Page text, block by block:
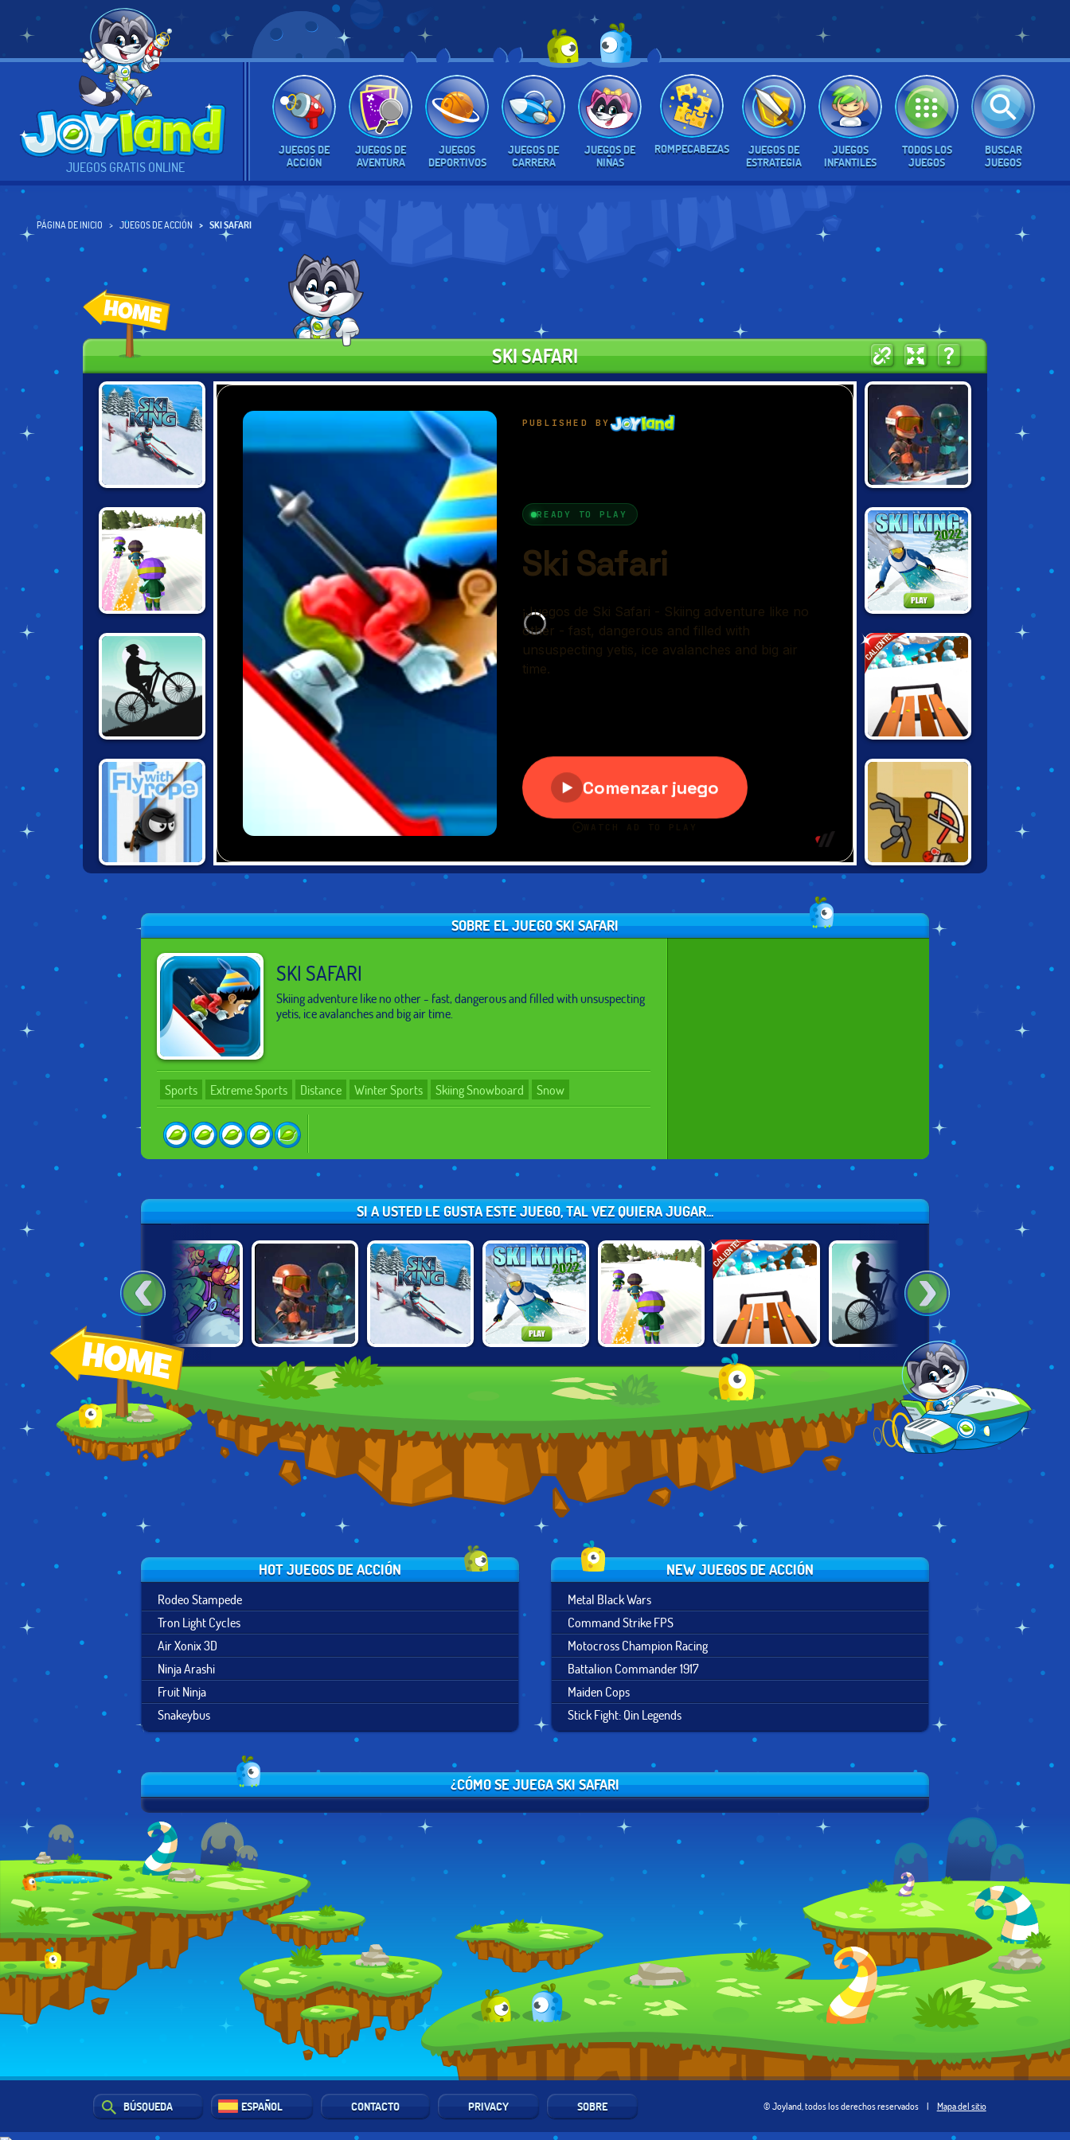
JUEGOS GRATIS ONLINE
JUEGOS DE
ACCIÓN
JUEGOS DE
AVENTURA
JUEGOS
DEPORTIVOS
JUEGOS DE
CARRERA
JUEGOS DE
NIÑAS
ROMPECABEZAS
JUEGOS DE
ESTRATEGIA
JUEGOS
INFANTILES
TODOS LOS
JUEGOS
BUSCAR
JUEGOS
PÁGINA DE INICIO JUEGOS DE ACCIÓN SKI SAFARI
SKI SAFARI
SKI KING
DOWNHILL CHILL
BICYCLE
XTREME
STUNTS X3M
SKI KING 2022
CALIENTE!
SNOW RIDER 3D
HAPPY ROCKING
SOBRE EL JUEGO SKI SAFARI
SKI SAFARI
Skiing adventure like no other - fast, dangerous and filled with unsuspecting
yetis, ice avalanches and big air time.
Sports Extreme Sports Distance Winter Sports Skiing Snowboard Snow
SI A USTED LE GUSTA ESTE JUEGO, TAL VEZ QUIERA JUGAR...
FREE RUNNING SKATOR GATOR
SNOWCROSS
STUNTS X3M
SKI KING SKI KING 2022 DOWNHILL CHILL
CALIENTE!
SNOW RIDER 3D
MOUNTAIN
BICYCLE
XTREME
HAPPY ROCKING
HOT JUEGOS DE ACCIÓN
Rodeo Stampede
Tron Light Cycles
Air Xonix 3D
Ninja Arashi
Fruit Ninja
Snakeybus
NEW JUEGOS DE ACCIÓN
Metal Black Wars
Command Strike FPS
Motocross Champion Racing
Battalion Commander 1917
Maiden Cops
Stick Fight: Qin Legends
¿CÓMO SE JUEGA SKI SAFARI
BÚSQUEDA ESPAÑOL CONTACTO PRIVACY SOBRE © Joyland, todos los derechos reservados | Mapa del sitio